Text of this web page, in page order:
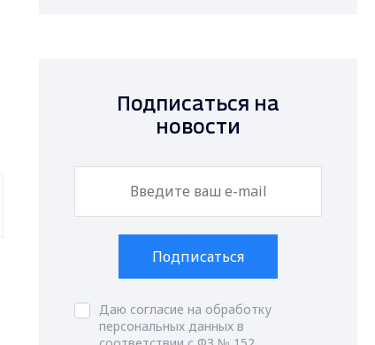
Подписаться на
новости
Подписаться
Даю согласие на обработку
персональных данных в